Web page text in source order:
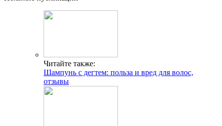
Читайте также:
Шампунь с дегтем: польза и вред для волос,
отзывы